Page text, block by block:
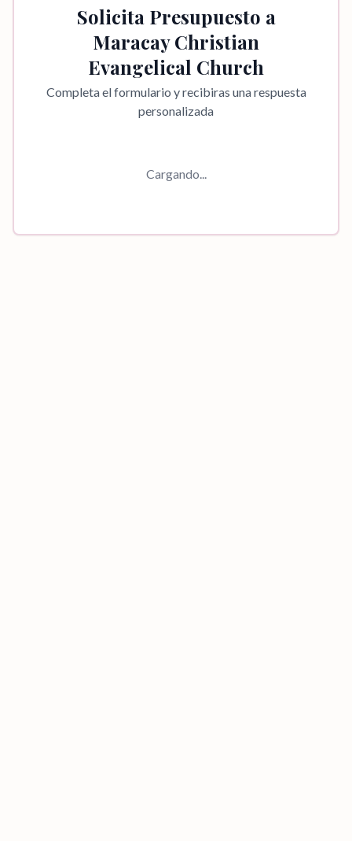
Solicita Presupuesto a
Maracay Christian
Evangelical Church
Completa el formulario y recibiras una respuesta
personalizada
Cargando...